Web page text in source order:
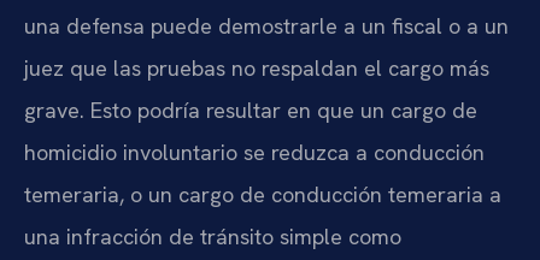
una defensa puede demostrarle a un fiscal o a un
juez que las pruebas no respaldan el cargo más
grave. Esto podría resultar en que un cargo de
homicidio involuntario se reduzca a conducción
temeraria, o un cargo de conducción temeraria a
una infracción de tránsito simple como